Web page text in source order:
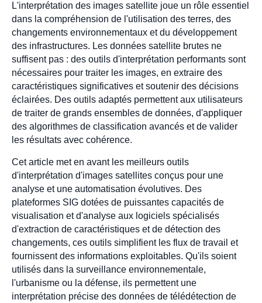
L'interprétation des images satellite joue un rôle essentiel
dans la compréhension de l'utilisation des terres, des
changements environnementaux et du développement
des infrastructures. Les données satellite brutes ne
suffisent pas : des outils d'interprétation performants sont
nécessaires pour traiter les images, en extraire des
caractéristiques significatives et soutenir des décisions
éclairées. Des outils adaptés permettent aux utilisateurs
de traiter de grands ensembles de données, d'appliquer
des algorithmes de classification avancés et de valider
les résultats avec cohérence.
Cet article met en avant les meilleurs outils
d'interprétation d'images satellites conçus pour une
analyse et une automatisation évolutives. Des
plateformes SIG dotées de puissantes capacités de
visualisation et d'analyse aux logiciels spécialisés
d'extraction de caractéristiques et de détection des
changements, ces outils simplifient les flux de travail et
fournissent des informations exploitables. Qu'ils soient
utilisés dans la surveillance environnementale,
l'urbanisme ou la défense, ils permettent une
interprétation précise des données de télédétection de